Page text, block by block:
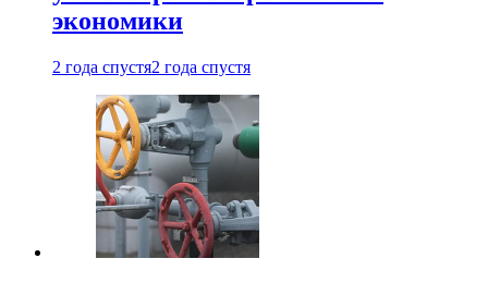
экономики
2 года спустя2 года спустя